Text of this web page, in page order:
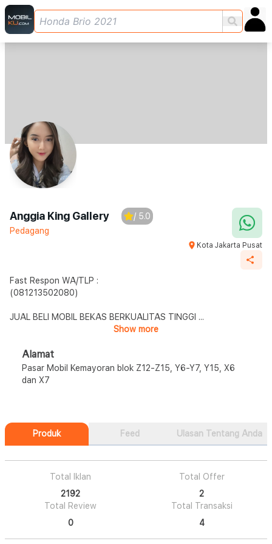
Anggia King Gallery
/ 5.0
Pedagang
Kota Jakarta Pusat
Fast Respon WA/TLP :
(081213502080)
JUAL BELI MOBIL BEKAS BERKUALITAS TINGGI ...
Show more
Alamat
Pasar Mobil Kemayoran blok Z12-Z15, Y6-Y7, Y15, X6
dan X7
Produk Feed Ulasan Tentang Anda
Total Iklan
2192
Total Offer
2
Total Review
0
Total Transaksi
4